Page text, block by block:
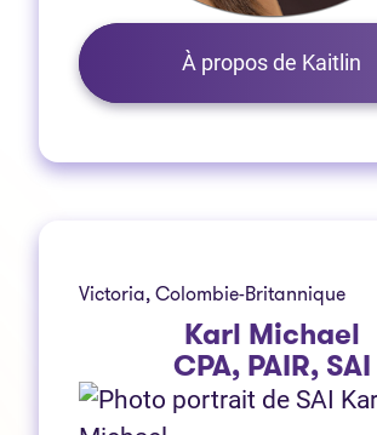
À propos de Kaitlin
Victoria, Colombie-Britannique
Karl Michael
CPA, PAIR, SAI